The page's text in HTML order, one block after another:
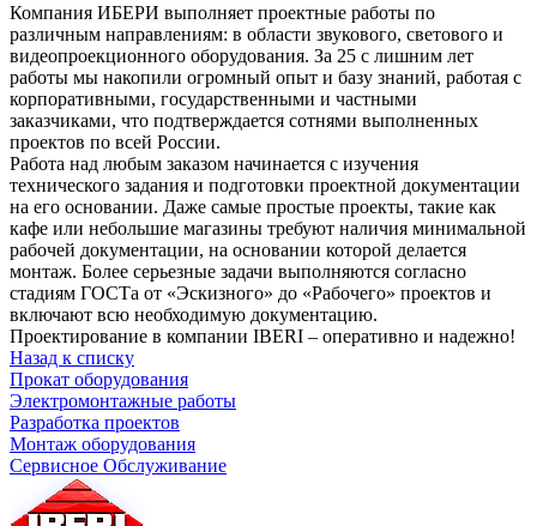
Компания ИБЕРИ выполняет проектные работы по
различным направлениям: в области звукового, светового и
видеопроекционного оборудования. За 25 с лишним лет
работы мы накопили огромный опыт и базу знаний, работая с
корпоративными, государственными и частными
заказчиками, что подтверждается сотнями выполненных
проектов по всей России.
Работа над любым заказом начинается с изучения
технического задания и подготовки проектной документации
на его основании. Даже самые простые проекты, такие как
кафе или небольшие магазины требуют наличия минимальной
рабочей документации, на основании которой делается
монтаж. Более серьезные задачи выполняются согласно
стадиям ГОСТа от «Эскизного» до «Рабочего» проектов и
включают всю необходимую документацию.
Проектирование в компании IBERI – оперативно и надежно!
Назад к списку
Прокат оборудования
Электромонтажные работы
Разработка проектов
Монтаж оборудования
Сервисное Обслуживание